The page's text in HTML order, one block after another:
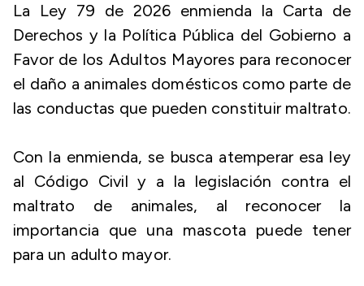
La Ley 79 de 2026 enmienda la Carta de
Derechos y la Política Pública del Gobierno a
Favor de los Adultos Mayores para reconocer
el daño a animales domésticos como parte de
las conductas que pueden constituir maltrato.
Con la enmienda, se busca atemperar esa ley
al Código Civil y a la legislación contra el
maltrato de animales, al reconocer la
importancia que una mascota puede tener
para un adulto mayor.